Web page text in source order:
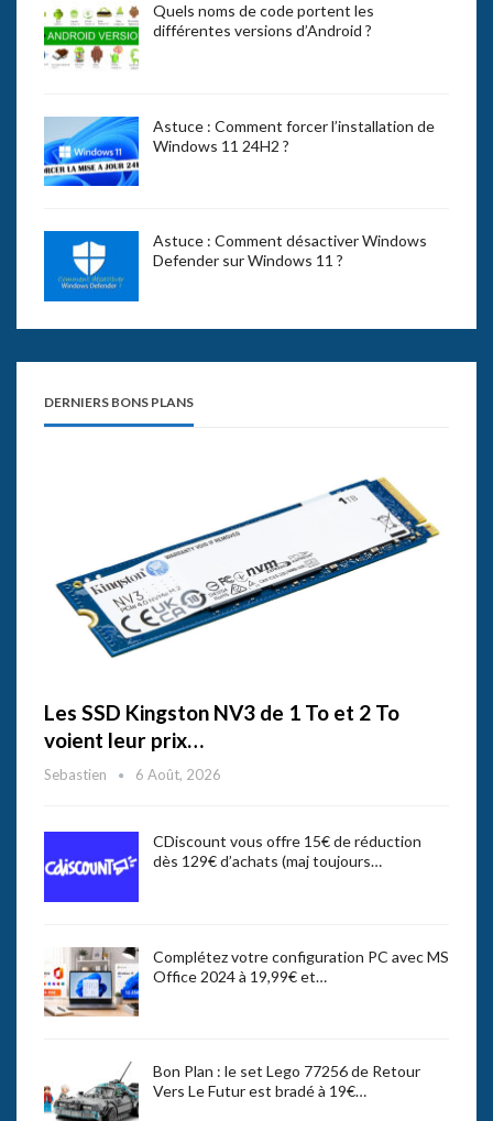
Quels noms de code portent les
différentes versions d’Android ?
Astuce : Comment forcer l’installation de
Windows 11 24H2 ?
Astuce : Comment désactiver Windows
Defender sur Windows 11 ?
DERNIERS BONS PLANS
Les SSD Kingston NV3 de 1 To et 2 To
voient leur prix…
Sebastien 6 Août, 2026
CDiscount vous offre 15€ de réduction
dès 129€ d’achats (maj toujours…
Complétez votre configuration PC avec MS
Office 2024 à 19,99€ et…
Bon Plan : le set Lego 77256 de Retour
Vers Le Futur est bradé à 19€…